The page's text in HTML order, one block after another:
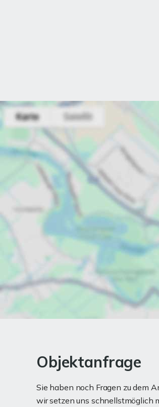
Objektanfrage
Sie haben noch Fragen zu dem
wir setzen uns schnellstmöglich